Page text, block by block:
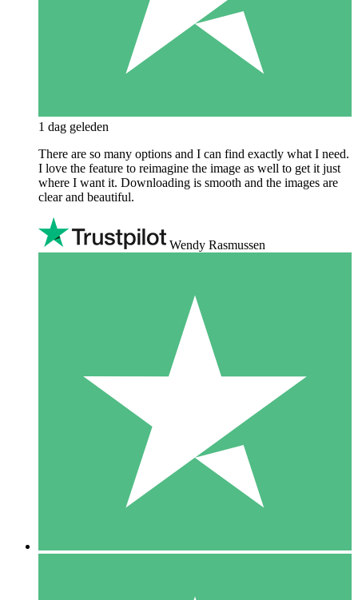
1 dag geleden
There are so many options and I can find exactly what I need.
I love the feature to reimagine the image as well to get it just
where I want it. Downloading is smooth and the images are
clear and beautiful.
Wendy Rasmussen